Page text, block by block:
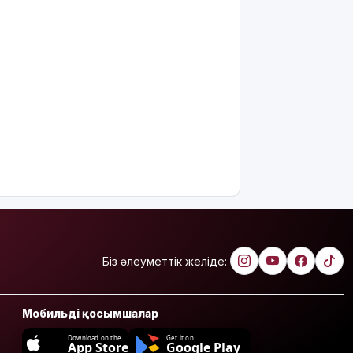
Біз әлеуметтік желіде:
Мобильді қосымшалар
Download on the
App Store
Get it on
Google Play